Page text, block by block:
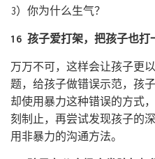
3）你为什么生气？
16 孩子爱打架，把孩子也打
万万不可，这样会让孩子更
题，给孩子做错误示范，孩
却使用暴力这种错误的方式
刻制止，再尝试发现孩子的
用非暴力的沟通方法。